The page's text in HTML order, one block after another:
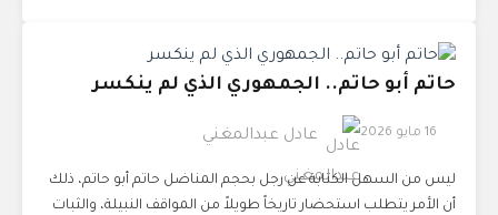
حاتم أبو حاتم.. الجمهوري الذي لم ينكسر
16 مايو 2026 عادل عبدالمغني
ليس من السهل الكتابة عن رجل بحجم المناضل حاتم أبو حاتم، ذلك
أن الأمر يتطلب استحضار تاريخاً طويلاً من المواقف النبيلة، والثبات